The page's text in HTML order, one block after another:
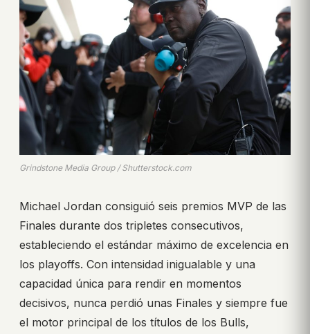
Grindstone Media Group / Shutterstock.com
Michael Jordan consiguió seis premios MVP de las
Finales durante dos tripletes consecutivos,
estableciendo el estándar máximo de excelencia en
los playoffs. Con intensidad inigualable y una
capacidad única para rendir en momentos
decisivos, nunca perdió unas Finales y siempre fue
el motor principal de los títulos de los Bulls,